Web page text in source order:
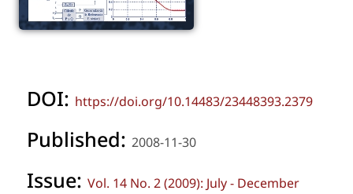
DOI: https://doi.org/10.14483/23448393.2379
Published: 2008-11-30
Issue: Vol. 14 No. 2 (2009): July - December